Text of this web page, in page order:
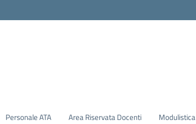
Personale ATA Area Riservata Docenti Modulistica